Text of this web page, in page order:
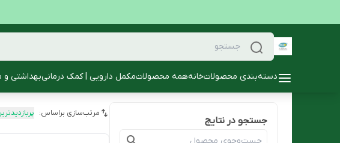
دسته‌بندی محصولاتخانههمه محصولاتمکمل دارویی | کمک درمانیبهداشتی و
جستجو در نتایج
مرتب‌سازی براساس: